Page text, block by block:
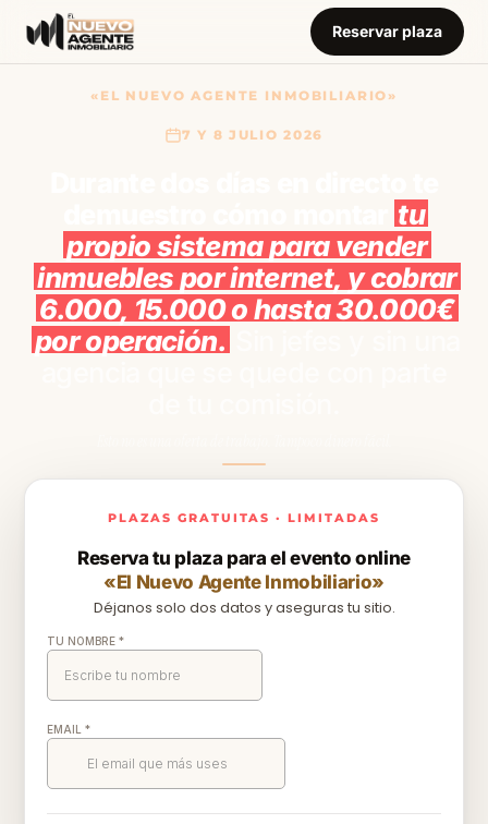
Reservar plaza
«EL NUEVO AGENTE INMOBILIARIO»
7 Y 8 JULIO 2026
tu
propio sistema para vender
inmuebles por internet, y cobrar
6.000, 15.000 o hasta 30.000€
por operación.
PLAZAS GRATUITAS · LIMITADAS
Reserva tu plaza para el evento online
«El Nuevo Agente Inmobiliario»
Déjanos solo dos datos y aseguras tu sitio.